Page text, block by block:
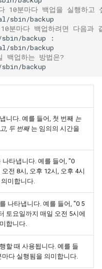
10분마다 백업을 실행하고
분마다 백업하려면 다음과
backup
:
업하는 방법은?
니다. 예를 들어, 첫 번째 는
, 두 번째는 임의의 시간을
나타냅니다. 예를 들어, "0
전 8시, 오후 12시, 오후 4시
미합니다.
나타냅니다. 예를 들어, "0 5
토요일까지 매일 오전 5시에
합니다.
할 때 사용됩니다. 예를 들
마다 실행됨을 의미합니다.